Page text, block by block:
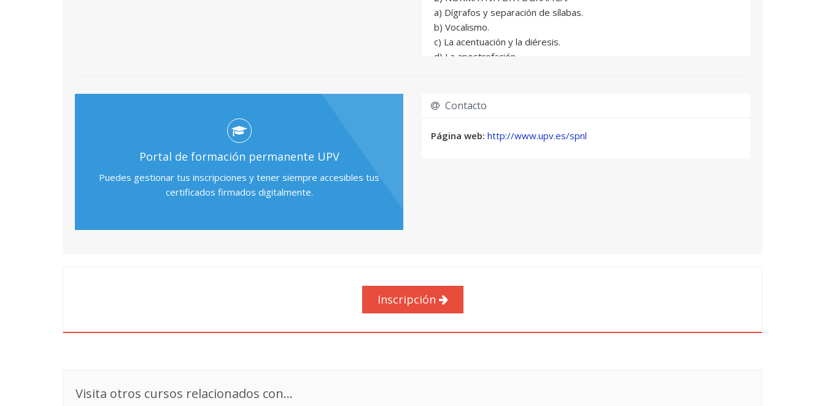
a) Dígrafos y separación de sílabas.
b) Vocalismo.
c) La acentuación y la diéresis.
d) La apostrofación.
g) Abreviaturas de uso más frecuente.
g) Puntuación: usos básicos.
n) Los verbos.
a) Barbarismos más usuales del vocabulario básico.
Portal de formación permanente UPV
Puedes gestionar tus inscripciones y tener siempre accesibles tus
certificados firmados digitalmente.
Contacto
Página web: http://www.upv.es/spnl
Inscripción
Visita otros cursos relacionados con...